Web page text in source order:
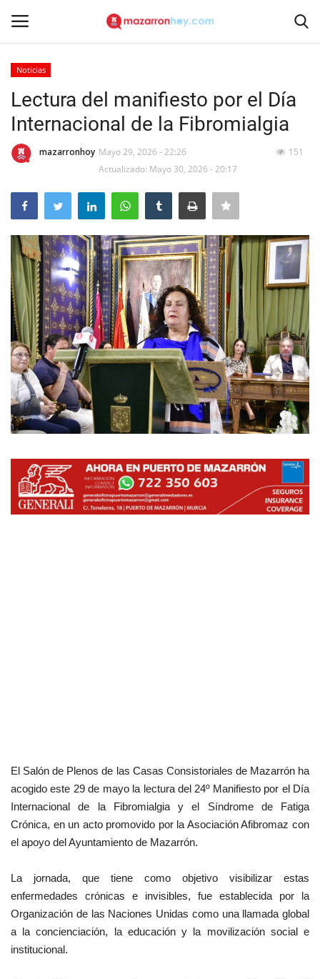
Inicio
Contacto
Noticias
Mazarrón Hoy
Entrevistas
Reportajes
Empresas
Mapa de Mazarrón
Vídeos
Galerías
Contacto
Noticias
Lectura del manifiesto por el Día
Internacional de la Fibromialgia
mazarronhoy Mayo 29, 2026 - 22:26
Actualizado: Mayo 30, 2026 - 20:17
151
El Salón de Plenos de las Casas Consistoriales de Mazarrón ha
acogido este 29 de mayo la lectura del 24º Manifiesto por el Día
Internacional de la Fibromialgia y el Síndrome de Fatiga
Crónica, en un acto promovido por la Asociación Afibromaz con
el apoyo del Ayuntamiento de Mazarrón.
La jornada, que tiene como objetivo visibilizar estas
enfermedades crónicas e invisibles, fue establecida por la
Organización de las Naciones Unidas como una llamada global
a la concienciación, la educación y la movilización social e
institucional.